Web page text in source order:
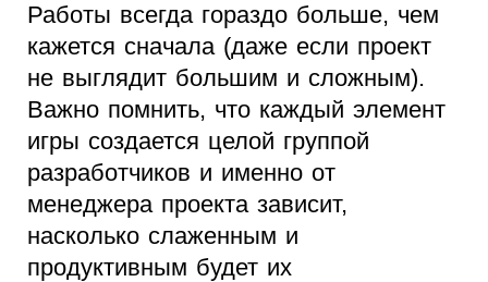
Работы всегда гораздо больше, чем
кажется сначала (даже если проект
не выглядит большим и сложным).
Важно помнить, что каждый элемент
игры создается целой группой
разработчиков и именно от
менеджера проекта зависит,
насколько слаженным и
продуктивным будет их